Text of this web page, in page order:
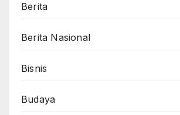
Berita
Berita Nasional
Bisnis
Budaya